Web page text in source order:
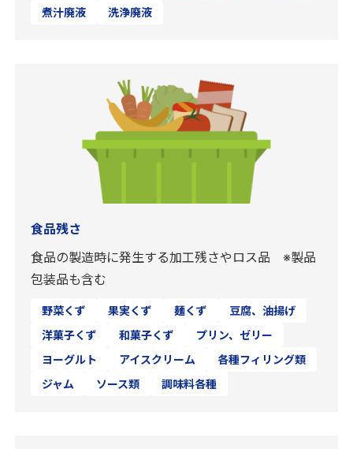
煮汁廃液
洗浄廃液
食品残さ
食品の製造時に発生する加工残さやロス品 ※製品
包装品も含む
野菜くず 果実くず 麺くず
豆腐、油揚げ
洋菓子くず
和菓子くず
プリン、ゼリー
ヨーグルト
アイスクリーム
各種フィリング類
ジャム
ソース類 調味料各種